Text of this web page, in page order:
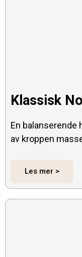
Klassisk
En balanserende
av kroppen
Les mer >